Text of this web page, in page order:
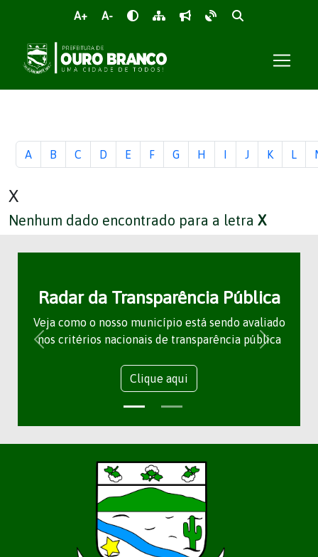
A+ A-
A B C D E F G H I J K L
X
Nenhum dado encontrado para a letra X
Radar da Transparência Pública
Veja como o nosso município está sendo avaliado
nos critérios nacionais de transparência pública
Clique aqui